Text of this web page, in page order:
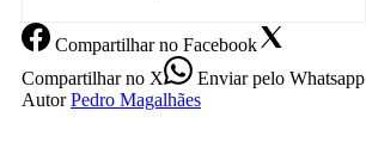
Compartilharno Facebook
Compartilharno X Enviarpelo Whatsapp
Autor Pedro Magalhães